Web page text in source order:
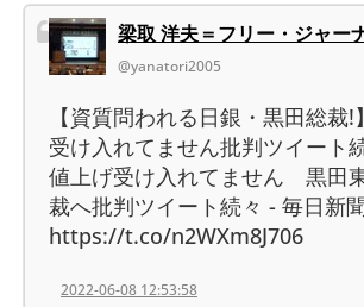
梁取 洋夫＝フリー・ジャー
@yanatori2005
【資質問われる日銀・黒田総裁
受け入れてません批判ツイート
値上げ受け入れてません 黒田
裁へ批判ツイート続々 - 毎日新
https://t.co/n2WXm8J706
2022-06-08 12:53:58